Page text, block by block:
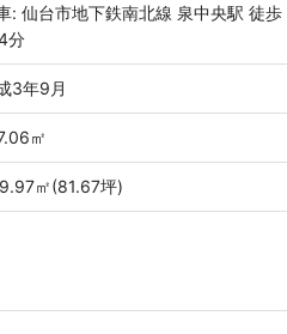
: 仙台市地下鉄南北線 泉中央駅 徒歩
分
3年9月
㎡
㎡(81.67坪)